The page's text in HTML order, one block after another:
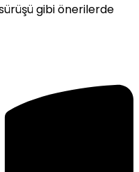
gibi önerilerde